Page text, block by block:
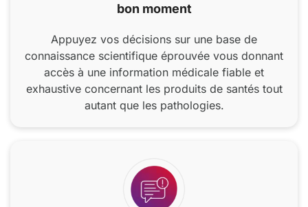
bon moment
Appuyez vos décisions sur une base de
connaissance scientifique éprouvée vous donnant
accès à une information médicale fiable et
exhaustive concernant les produits de santés tout
autant que les pathologies.